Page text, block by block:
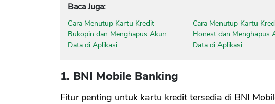
Baca Juga:
Cara Menutup Kartu Kredit
Bukopin dan Menghapus Akun
Data di Aplikasi
Cara Menutup Kartu
Honest dan Menghapus
Data di Aplikasi
1. BNI Mobile Banking
Fitur penting untuk kartu kredit tersedia di BNI